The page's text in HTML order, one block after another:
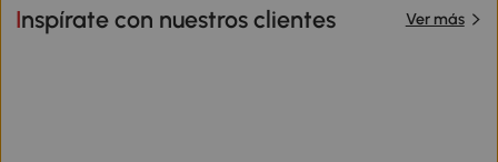
Inspírate con nuestros clientes Ver más